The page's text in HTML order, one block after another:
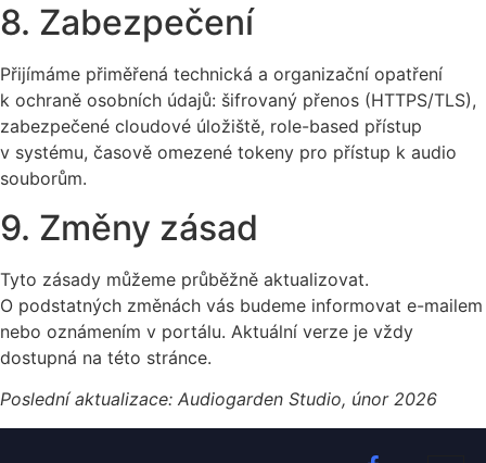
8. Zabezpečení
Přijímáme přiměřená technická a organizační opatření
k ochraně osobních údajů: šifrovaný přenos (HTTPS/TLS),
zabezpečené cloudové úložiště, role-based přístup
v systému, časově omezené tokeny pro přístup k audio
souborům.
9. Změny zásad
Tyto zásady můžeme průběžně aktualizovat.
O podstatných změnách vás budeme informovat e-mailem
nebo oznámením v portálu. Aktuální verze je vždy
dostupná na této stránce.
Poslední aktualizace: Audiogarden Studio, únor 2026